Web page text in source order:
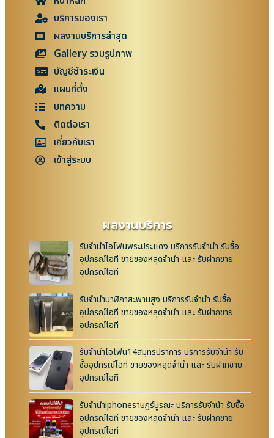
บริการของเรา
ผลงานบริการล่าสุด
Gallery รวมรูปภาพ
บัญชีชำระเงิน
แผนที่ตั้ง
บทความ
ติดต่อเรา
เกี่ยวกับเรา
เข้าสู่ระบบ
ผลงานบริการ
รับจำนำไอโฟนพระประแดง บริการรับจำนำ รับซื้อ
อุปกรณ์ไอที ขายของหลุดจำนำ และ รับฝากขาย
อุปกรณ์ไอที
รับจำนำนาฬิกาสะพานสูง บริการรับจำนำ รับซื้อ
อุปกรณ์ไอที ขายของหลุดจำนำ และ รับฝากขาย
อุปกรณ์ไอที
รับจำนำไอโฟน14สมุทรปราการ บริการรับจำนำ รับ
ซื้ออุปกรณ์ไอที ขายของหลุดจำนำ และ รับฝากขาย
อุปกรณ์ไอที
รับจำนำiphoneราษฎร์บูรณะ บริการรับจำนำ รับซื้อ
อุปกรณ์ไอที ขายของหลุดจำนำ และ รับฝากขาย
อุปกรณ์ไอที